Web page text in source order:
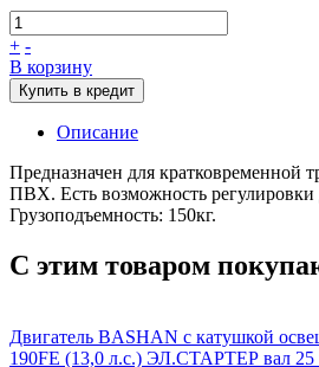
+ -
В корзину
Купить в кредит
Описание
Предназначен для кратковременной
ПВХ. Есть возможность
Грузоподъемность: 150кг.
С этим товаром
Двигатель BASHAN с катушкой
190FE (13,0 л.с.) ЭЛ.СТАРТЕР вал 25